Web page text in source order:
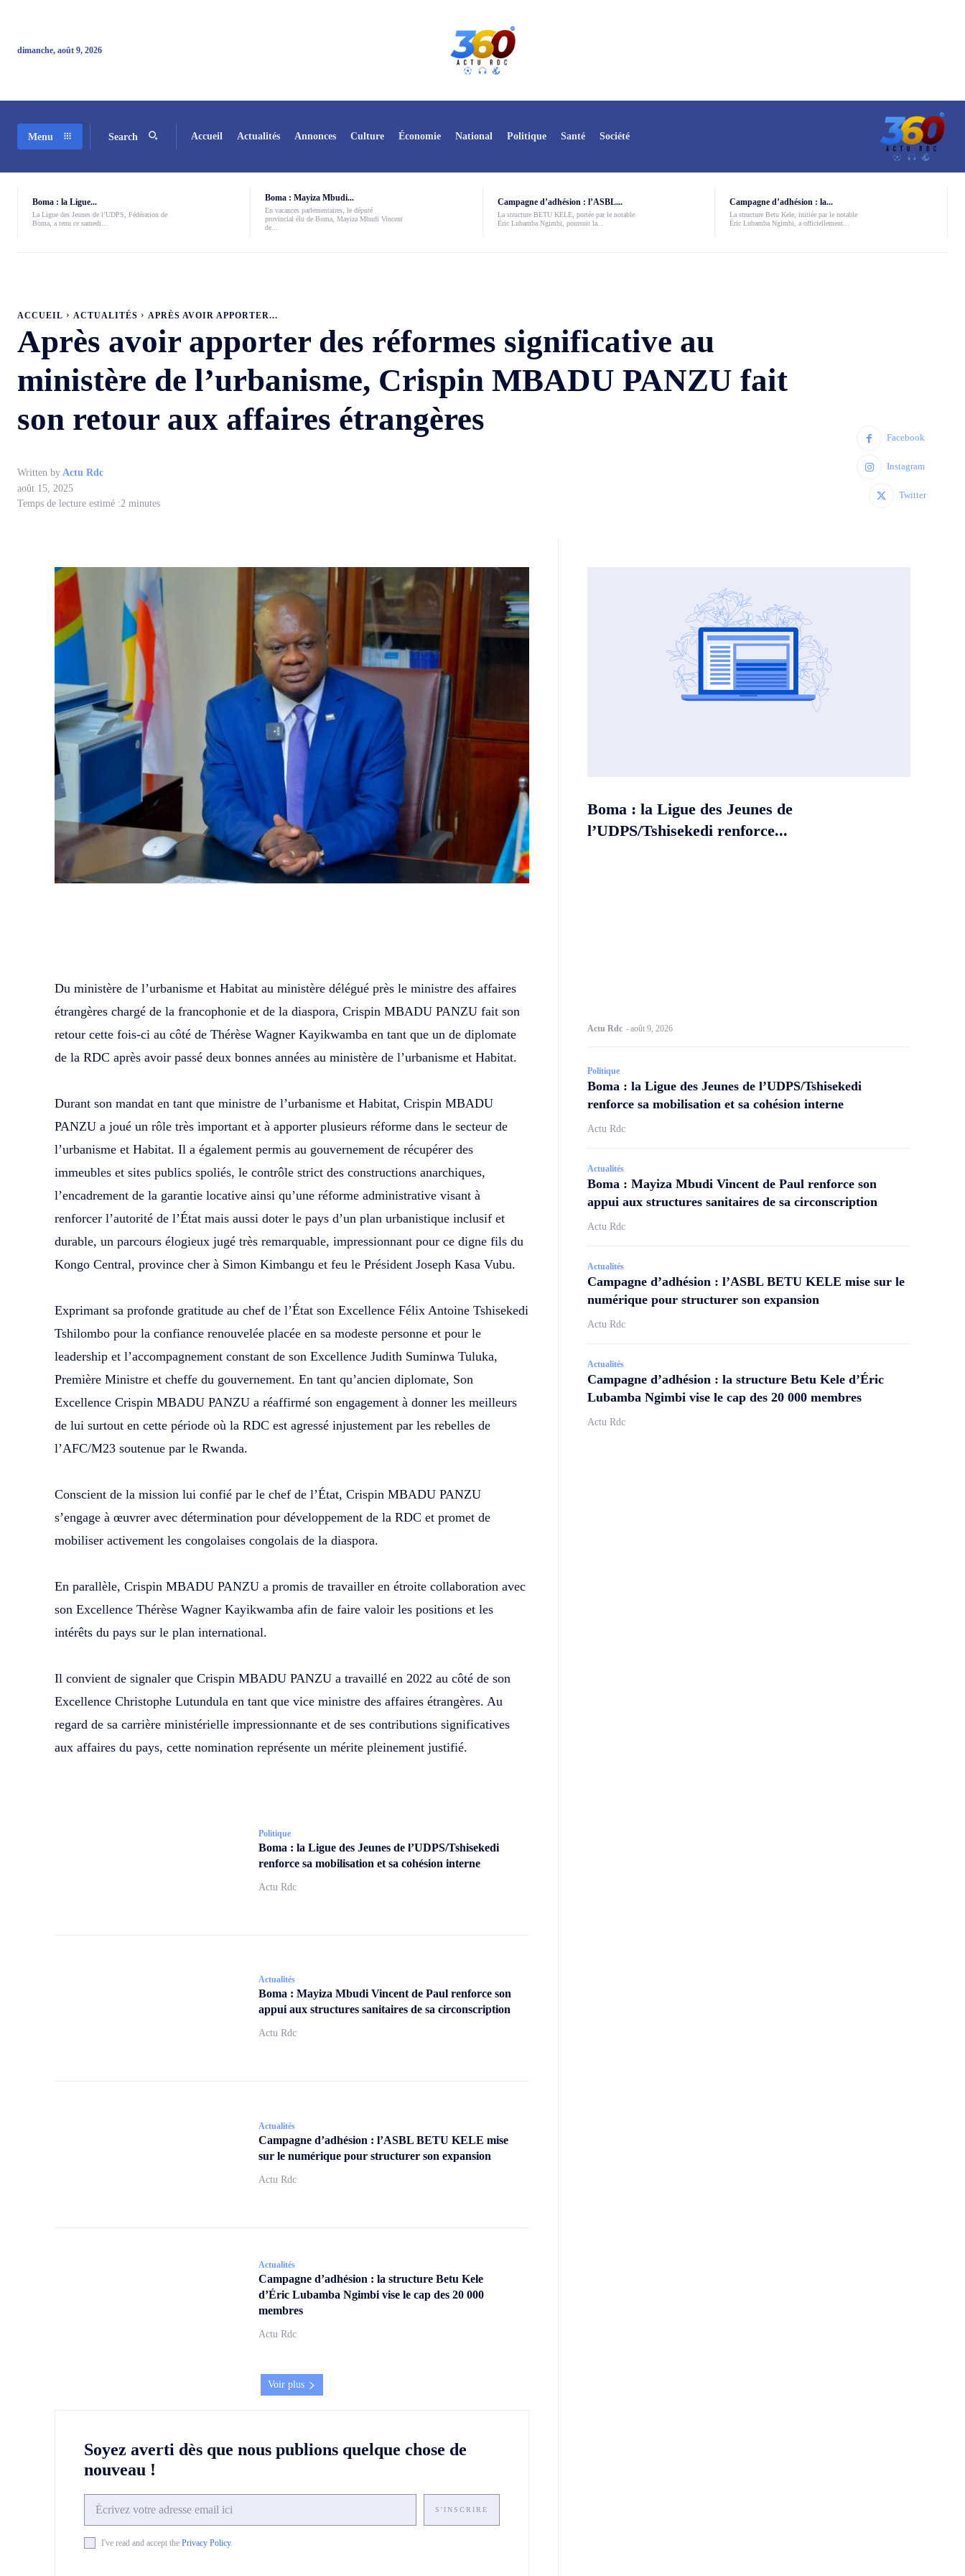
dimanche, août 9, 2026
Menu Search Accueil Actualités Annonces Culture Économie National Politique Santé Société
Boma : la Ligue...
La Ligue des Jeunes de l’UDPS, Fédération de
Boma, a tenu ce samedi...
Boma : Mayiza Mbudi...
En vacances parlementaires, le député
provincial élu de Boma, Mayiza Mbudi Vincent
de...
Campagne d’adhésion : l’ASBL...
La structure BETU KELE, portée par le notable
Éric Lubamba Ngimbi, poursuit la...
Campagne d’adhésion : la...
La structure Betu Kele, initiée par le notable
Éric Lubamba Ngimbi, a officiellement...
ACCUEIL ACTUALITÉS APRÈS AVOIR APPORTER...
Après avoir apporter des réformes significative au
ministère de l’urbanisme, Crispin MBADU PANZU fait
son retour aux affaires étrangères
Written by Actu Rdc
août 15, 2025
Temps de lecture estimé :2 minutes
Facebook
Instagram
Twitter
‎Du ministère de l’urbanisme et Habitat au ministère délégué près le ministre des affaires
étrangères chargé de la francophonie et de la diaspora, Crispin MBADU PANZU fait son
retour cette fois-ci au côté de Thérèse Wagner Kayikwamba en tant que un de diplomate
de la RDC après avoir passé deux bonnes années au ministère de l’urbanisme et Habitat.
‎Durant son mandat en tant que ministre de l’urbanisme et Habitat, Crispin MBADU
PANZU a joué un rôle très important et à apporter plusieurs réforme dans le secteur de
l’urbanisme et Habitat. Il a également permis au gouvernement de récupérer des
immeubles et sites publics spoliés, le contrôle strict des constructions anarchiques,
l’encadrement de la garantie locative ainsi qu’une réforme administrative visant à
renforcer l’autorité de l’État mais aussi doter le pays d’un plan urbanistique inclusif et
durable, un parcours élogieux jugé très remarquable, impressionnant pour ce digne fils du
Kongo Central, province cher à Simon Kimbangu et feu le Président Joseph Kasa Vubu.
‎Exprimant sa profonde gratitude au chef de l’État son Excellence Félix Antoine Tshisekedi
Tshilombo pour la confiance renouvelée placée en sa modeste personne et pour le
leadership et l’accompagnement constant de son Excellence Judith Suminwa Tuluka,
Première Ministre et cheffe du gouvernement. En tant qu’ancien diplomate, Son
Excellence Crispin MBADU PANZU a réaffirmé son engagement à donner les meilleurs
de lui surtout en cette période où la RDC est agressé injustement par les rebelles de
l’AFC/M23 soutenue par le Rwanda.
‎Conscient de la mission lui confié par le chef de l’État, Crispin MBADU PANZU
s’engage à œuvrer avec détermination pour développement de la RDC et promet de
mobiliser activement les congolaises congolais de la diaspora.
‎En parallèle, Crispin MBADU PANZU a promis de travailler en étroite collaboration avec
son Excellence Thérèse Wagner Kayikwamba afin de faire valoir les positions et les
intérêts du pays sur le plan international.
‎Il convient de signaler que Crispin MBADU PANZU a travaillé en 2022 au côté de son
Excellence Christophe Lutundula en tant que vice ministre des affaires étrangères. Au
regard de sa carrière ministérielle impressionnante et de ses contributions significatives
aux affaires du pays, cette nomination représente un mérite pleinement justifié.
Politique
Boma : la Ligue des Jeunes de l’UDPS/Tshisekedi
renforce sa mobilisation et sa cohésion interne
Actu Rdc
Actualités
Boma : Mayiza Mbudi Vincent de Paul renforce son
appui aux structures sanitaires de sa circonscription
Actu Rdc
Actualités
Campagne d’adhésion : l’ASBL BETU KELE mise
sur le numérique pour structurer son expansion
Actu Rdc
Actualités
Campagne d’adhésion : la structure Betu Kele
d’Éric Lubamba Ngimbi vise le cap des 20 000
membres
Actu Rdc
Voir plus
Soyez averti dès que nous publions quelque chose de
nouveau !
S'INSCRIRE
I've read and accept the Privacy Policy.
Boma : la Ligue des Jeunes de
l’UDPS/Tshisekedi renforce...
Actu Rdc -août 9, 2026
Politique
Boma : la Ligue des Jeunes de l’UDPS/Tshisekedi
renforce sa mobilisation et sa cohésion interne
Actu Rdc
Actualités
Boma : Mayiza Mbudi Vincent de Paul renforce son
appui aux structures sanitaires de sa circonscription
Actu Rdc
Actualités
Campagne d’adhésion : l’ASBL BETU KELE mise sur le
numérique pour structurer son expansion
Actu Rdc
Actualités
Campagne d’adhésion : la structure Betu Kele d’Éric
Lubamba Ngimbi vise le cap des 20 000 membres
Actu Rdc